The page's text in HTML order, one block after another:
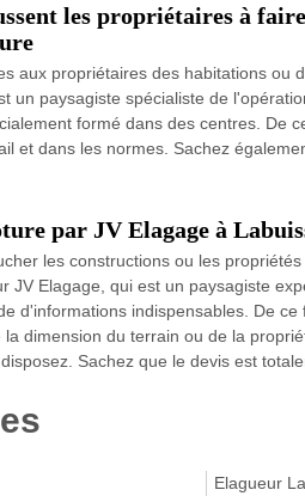
les propriétaires à
aux propriétaires des habitations ou
un paysagiste spécialiste de
formé dans des centres. De
et dans les normes. Sachez
par JV Elagage à
les constructions ou les
JV Elagage, qui est un paysagiste
d'informations indispensables. De
dimension du terrain ou de la
Sachez que le devis est
Elagueur